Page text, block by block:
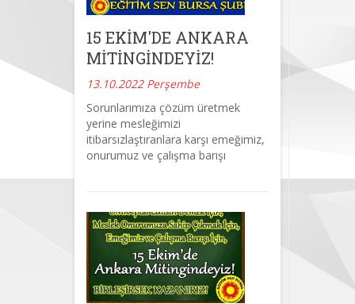
15 EKİM'DE ANKARA
MİTİNGİNDEYİZ!
13.10.2022 Perşembe
Sorunlarımıza çözüm üretmek
yerine mesleğimizi
itibarsızlaştıranlara karşı emeğimiz,
onurumuz ve çalışma barışı